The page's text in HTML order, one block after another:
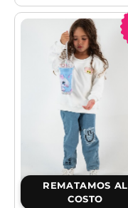
REMATAMOS AL
COSTO